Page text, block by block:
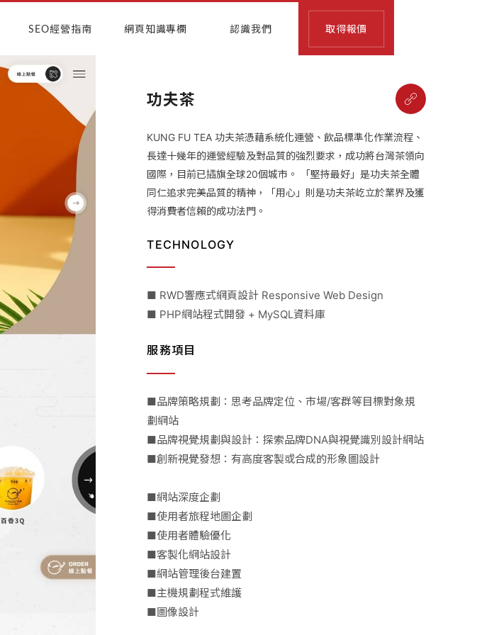
SEO經營指南 網頁知識專欄 認識我們 取得報價
功夫茶
KUNG FU TEA 功夫茶憑藉系統化運營、飲品標準化作業流程、
長達十幾年的運營經驗及對品質的強烈要求，成功將台灣茶領向
國際，目前已插旗全球20個城市。 「堅持最好」是功夫茶全體
同仁追求完美品質的精神，「用心」則是功夫茶屹立於業界及獲
得消費者信賴的成功法門。
TECHNOLOGY
■ RWD響應式網頁設計 Responsive Web Design
■ PHP網站程式開發 + MySQL資料庫
服務項目
■品牌策略規劃：思考品牌定位、市場/客群等目標對象規
劃網站
■品牌視覺規劃與設計：探索品牌DNA與視覺識別設計網站
■創新視覺發想：有高度客製或合成的形象圖設計
■網站深度企劃
■使用者旅程地圖企劃
■使用者體驗優化
■客製化網站設計
■網站管理後台建置
■主機規劃程式維護
■圖像設計